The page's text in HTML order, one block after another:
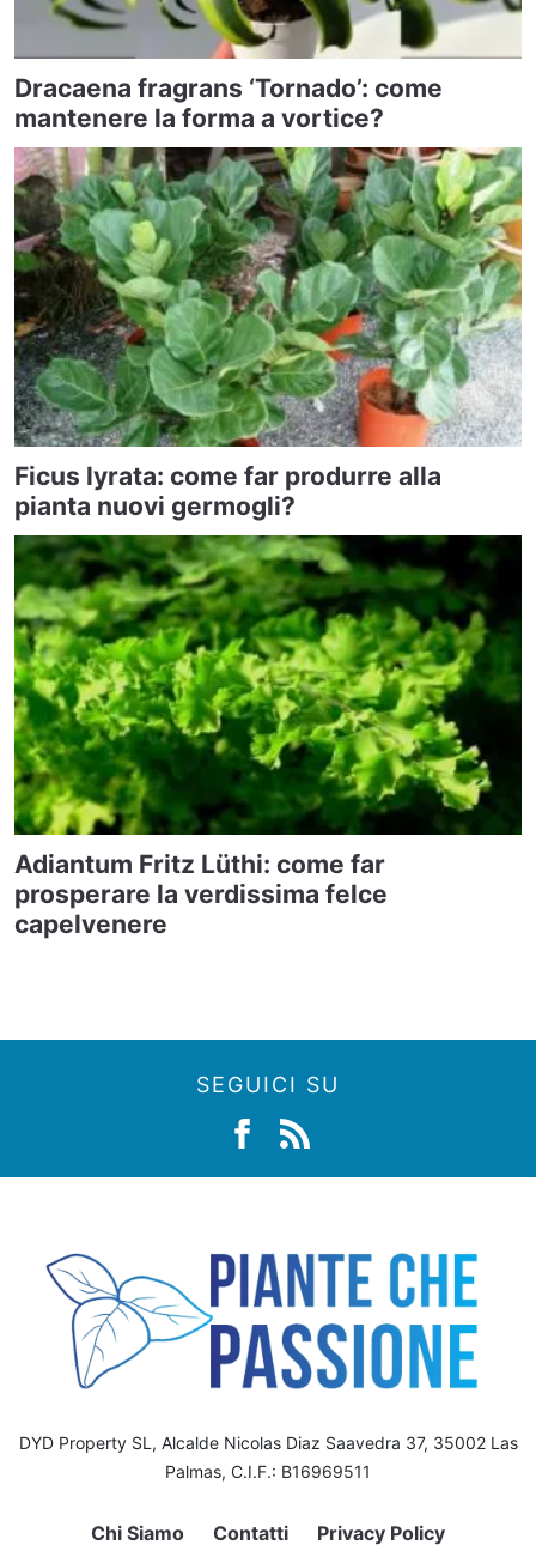
Dracaena fragrans ‘Tornado’: come
mantenere la forma a vortice?
Ficus lyrata: come far produrre alla
pianta nuovi germogli?
Adiantum Fritz Lüthi: come far
prosperare la verdissima felce
capelvenere
SEGUICI SU
DYD Property SL, Alcalde Nicolas Diaz Saavedra 37, 35002 Las
Palmas, C.I.F.: B16969511
Chi Siamo Contatti Privacy Policy